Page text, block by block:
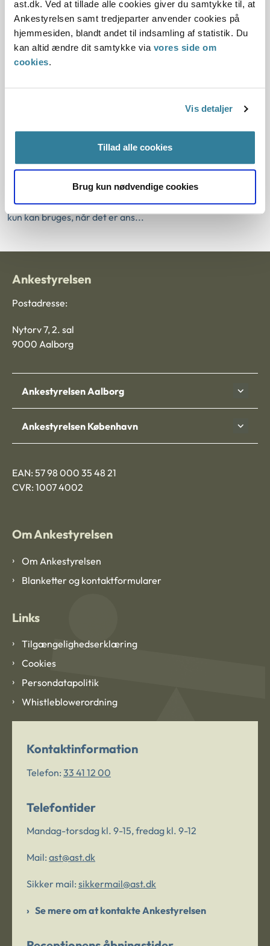
ast.dk. Ved at tillade alle cookies giver du samtykke til, at
Ankestyrelsen samt tredjeparter anvender cookies på
hjemmesiden, blandt andet til indsamling af statistik. Du
kan altid ændre dit samtykke via vores side om
cookies.
Vis detaljer
Tillad alle cookies
Brug kun nødvendige cookies
har pligt til at yde lån til
beboerindskudslån, og må ikke stille
krav om solidarisk hæftelse for
husstandsmedlemmer
10-11-2023
Kommunen har efter lov om individuel boligstøtte pligt til at
yde lån til betaling af beboerindskud, når bolig- og
principmeddelelse fastslår Ankestyrelsen, at
bestemmelsen om, at der kan gives afslag, hvis ansøger har
uafviklet gæld vedrørende et tidligere beboerindskudslån,
kun kan bruges, når det er ans...
Ankestyrelsen
Postadresse:
Nytorv 7, 2. sal
9000 Aalborg
Ankestyrelsen Aalborg
Ankestyrelsen København
EAN: 57 98 000 35 48 21
CVR: 1007 4002
Om Ankestyrelsen
Om Ankestyrelsen
Blanketter og kontaktformularer
Links
Tilgængelighedserklæring
Cookies
Persondatapolitik
Whistleblowerordning
Kontaktinformation
Telefon: 33 41 12 00
Telefontider
Mandag-torsdag kl. 9-15, fredag kl. 9-12
Mail: ast@ast.dk
Sikker mail: sikkermail@ast.dk
Se mere om at kontakte Ankestyrelsen